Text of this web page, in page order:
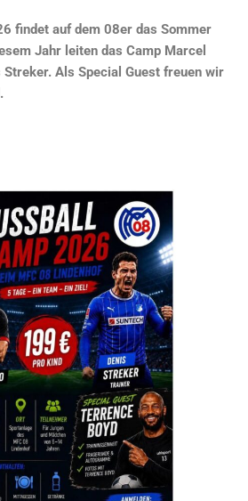
findet auf dem 08er das Sommer
Jahr leiten das Camp Marcel
Als Special Guest freuen wir